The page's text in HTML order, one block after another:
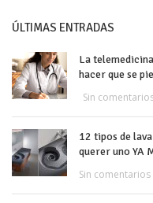
ÚLTIMAS ENTRADAS
La
hacer que se
Sin
12 tipos de
querer uno YA
Sin comentarios